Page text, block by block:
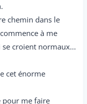
chemin dans le
à me
croient normaux...
cet énorme
pour me faire